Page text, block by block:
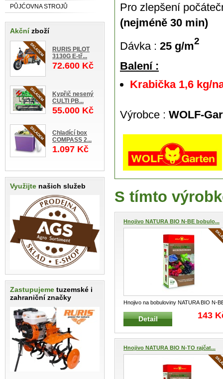
PŮJĆOVNA STROJŮ
Akčnízboží
RURIS PILOT
3130G E-tř...
72.600 Kč
Kypřič nesený
CULTI PB...
55.000 Kč
Chladící box
COMPASS 2...
1.097 Kč
Využijte našich služeb
Zastupujeme tuzemské i
zahraniční značky
Pro zlepšení
(nejméně 30 min)
Dávka : 25 g/m2
Balení :
Krabička 1,6 kg/
Výrobce : WOLF-
S tímto
Hnojivo NATURA BIO N-BE bobulo...
Hnojivo na bobuloviny NATURA BIO N-
0,8 kg Organické hnojivo s ozn ...
Detail 143
Hnojivo NATURA BIO N-TO rajčat...